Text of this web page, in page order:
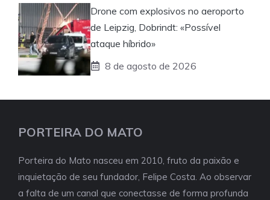
Drone com explosivos no aeroporto
de Leipzig, Dobrindt: «Possível
ataque híbrido»
8 de agosto de 2026
PORTEIRA DO MATO
Porteira do Mato nasceu em 2010, fruto da paixão e
inquietação de seu fundador, Felipe Costa. Ao observar
a falta de um canal que conectasse de forma profunda